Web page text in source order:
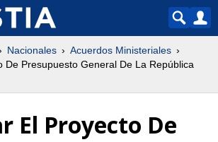
Nacionales
Acuerdos Ministeriales
De Presupuesto General De La República
El Proyecto De